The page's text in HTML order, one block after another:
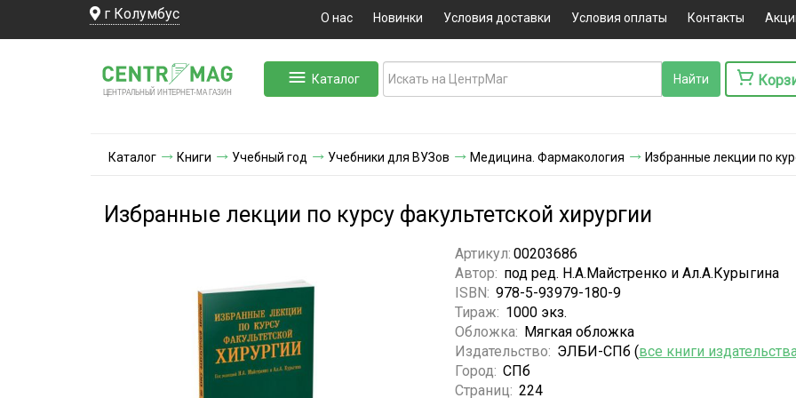
г Колумбус О нас Новинки Условия доставки Условия оплаты Контакты
ЦЕНТРАЛЬНЫЙ ИНТЕРНЕТ-МА ГАЗИН
Каталог
Каталог Книги Учебный год Учебники для ВУЗов Медицина. Фармакология Избранные лекции по
Избранные лекции по курсу факультетской хирургии
Артикул: 00203686
Автор: под ред. Н.А.Майстренко и Ал.А.Курыгина
ISBN: 978-5-93979-180-9
Тираж: 1000 экз.
Обложка: Мягкая обложка
Издательство: ЭЛБИ-СПб (все книги
Город: СПб
Страниц: 224